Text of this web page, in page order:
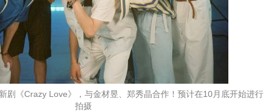
剧《Crazy Love》，与金材昱、郑秀晶合作！预计在10月底开始进行
拍摄